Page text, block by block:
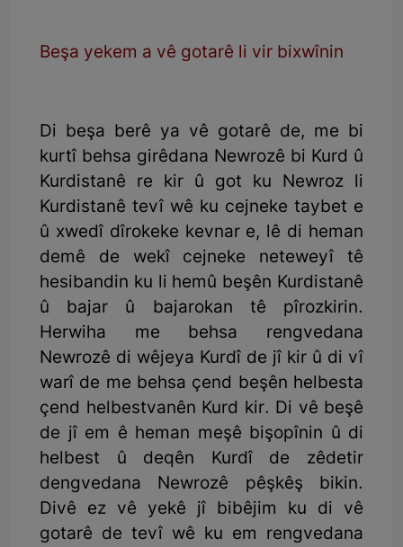
Beşa yekem a vê gotarê li vir bixwînin
Di beşa berê ya vê gotarê de, me bi
kurtî behsa girêdana Newrozê bi Kurd û
Kurdistanê re kir û got ku Newroz li
Kurdistanê tevî wê ku cejneke taybet e
û xwedî dîrokeke kevnar e, lê di heman
demê de wekî cejneke neteweyî tê
hesibandin ku li hemû beşên Kurdistanê
û bajar û bajarokan tê pîrozkirin.
Herwiha me behsa rengvedana
Newrozê di wêjeya Kurdî de jî kir û di vî
warî de me behsa çend beşên helbesta
çend helbestvanên Kurd kir. Di vê beşê
de jî em ê heman meşê bişopînin û di
helbest û deqên Kurdî de zêdetir
dengvedana Newrozê pêşkêş bikin.
Divê ez vê yekê jî bibêjim ku di vê
gotarê de tevî wê ku em rengvedana